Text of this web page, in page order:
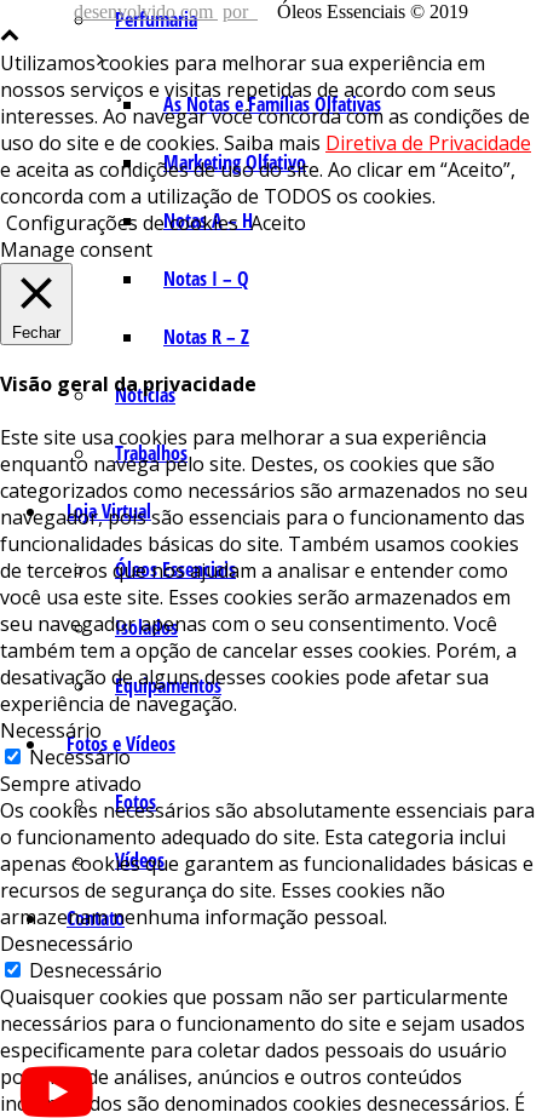
Perfumaria
As Notas e Famílias Olfativas
Marketing Olfativo
Notas A – H
Notas I – Q
Notas R – Z
Notícias
Trabalhos
Loja Virtual
Óleos Essenciais
Isolados
Equipamentos
Fotos e Vídeos
Fotos
Vídeos
Contato
desenvolvido com por Óleos Essenciais © 2019
Utilizamos cookies para melhorar sua experiência em
nossos serviços e visitas repetidas de acordo com seus
interesses. Ao navegar você concorda com as condições de
uso do site e de cookies. Saiba mais Diretiva de Privacidade
e aceita as condições de uso do site. Ao clicar em “Aceito”,
concorda com a utilização de TODOS os cookies.
Configurações de cookies Aceito
Manage consent
Fechar
Visão geral da privacidade
Este site usa cookies para melhorar a sua experiência
enquanto navega pelo site. Destes, os cookies que são
categorizados como necessários são armazenados no seu
navegador, pois são essenciais para o funcionamento das
funcionalidades básicas do site. Também usamos cookies
de terceiros que nos ajudam a analisar e entender como
você usa este site. Esses cookies serão armazenados em
seu navegador apenas com o seu consentimento. Você
também tem a opção de cancelar esses cookies. Porém, a
desativação de alguns desses cookies pode afetar sua
experiência de navegação.
Necessário
Necessário
Sempre ativado
Os cookies necessários são absolutamente essenciais para
o funcionamento adequado do site. Esta categoria inclui
apenas cookies que garantem as funcionalidades básicas e
recursos de segurança do site. Esses cookies não
armazenam nenhuma informação pessoal.
Desnecessário
Desnecessário
Quaisquer cookies que possam não ser particularmente
necessários para o funcionamento do site e sejam usados ​​
especificamente para coletar dados pessoais do usuário
por meio de análises, anúncios e outros conteúdos
incorporados são denominados cookies desnecessários. É